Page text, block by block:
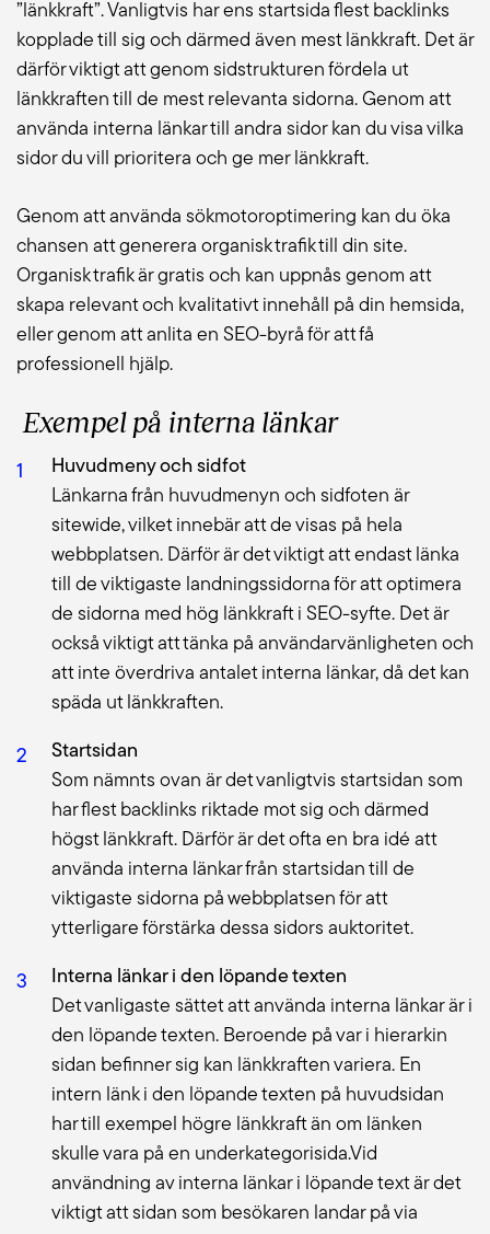
”länkkraft”. Vanligtvis har ens startsida flest backlinks
kopplade till sig och därmed även mest länkkraft. Det är
därför viktigt att genom sidstrukturen fördela ut
länkkraften till de mest relevanta sidorna. Genom att
använda interna länkar till andra sidor kan du visa vilka
sidor du vill prioritera och ge mer länkkraft.
Genom att använda sökmotoroptimering kan du öka
chansen att generera organisk trafik till din site.
Organisk trafik är gratis och kan uppnås genom att
skapa relevant och kvalitativt innehåll på din hemsida,
eller genom att anlita en SEO-byrå för att få
professionell hjälp.
Exempel på interna länkar
Huvudmeny och sidfot
Länkarna från huvudmenyn och sidfoten är
sitewide, vilket innebär att de visas på hela
webbplatsen. Därför är det viktigt att endast länka
till de viktigaste landningssidorna för att optimera
de sidorna med hög länkkraft i SEO-syfte. Det är
också viktigt att tänka på användarvänligheten och
att inte överdriva antalet interna länkar, då det kan
späda ut länkkraften.
Startsidan
Som nämnts ovan är det vanligtvis startsidan som
har flest backlinks riktade mot sig och därmed
högst länkkraft. Därför är det ofta en bra idé att
använda interna länkar från startsidan till de
viktigaste sidorna på webbplatsen för att
ytterligare förstärka dessa sidors auktoritet.
Interna länkar i den löpande texten
Det vanligaste sättet att använda interna länkar är i
den löpande texten. Beroende på var i hierarkin
sidan befinner sig kan länkkraften variera. En
intern länk i den löpande texten på huvudsidan
har till exempel högre länkkraft än om länken
skulle vara på en underkategorisida.Vid
användning av interna länkar i löpande text är det
viktigt att sidan som besökaren landar på via